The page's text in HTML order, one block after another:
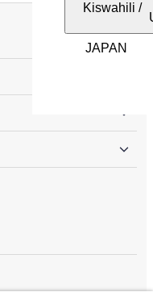
Kiswahili /